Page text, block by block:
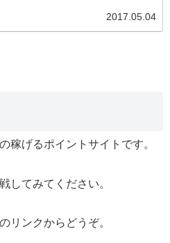
2017.05.04
稼げるポイントサイトです。
してみてください。
リンクからどうぞ。